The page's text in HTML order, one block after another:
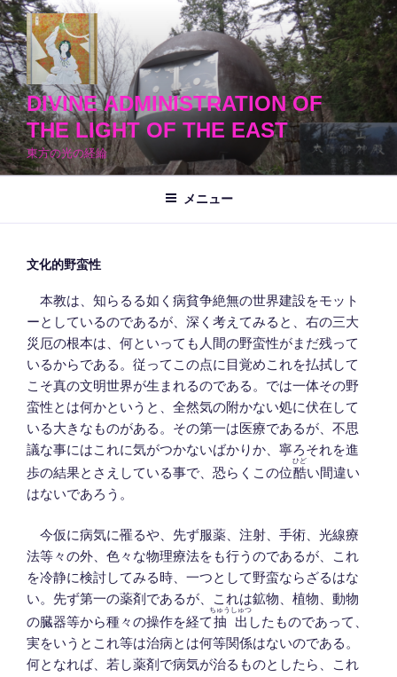
コ
ン
テ
ン
ツ
へ
ス
キ
ッ
DIVINE ADMINISTRATION OF
THE LIGHT OF THE EAST
東方の光の経綸
メニュー
文化的野蛮性
本教は、知らるる如く病貧争絶無の世界建設をモット
ーとしているのであるが、深く考えてみると、右の三大
災厄の根本は、何といっても人間の野蛮性がまだ残って
いるからである。従ってこの点に目覚めこれを払拭して
こそ真の文明世界が生まれるのである。では一体その野
蛮性とは何かというと、全然気の附かない処に伏在して
いる大きなものがある。その第一は医療であるが、不思
議な事にはこれに気がつかないばかりか、寧ろそれを進
歩の結果とさえしている事で、恐らくこの位酷
ひど
い間違い
はないであろう。
今仮に病気に罹るや、先ず服薬、注射、手術、光線療
法等々の外、色々な物理療法をも行うのであるが、これ
を冷静に検討してみる時、一つとして野蛮ならざるはな
い。先ず第一の薬剤であるが、これは鉱物、植物、動物
の臓器等から種々の操作を経て抽出
ちゅうしゅつ
したものであって、
実をいうとこれ等は治病とは何等関係はないのである。
何となれば、若し薬剤で病気が治るものとしたら、これ